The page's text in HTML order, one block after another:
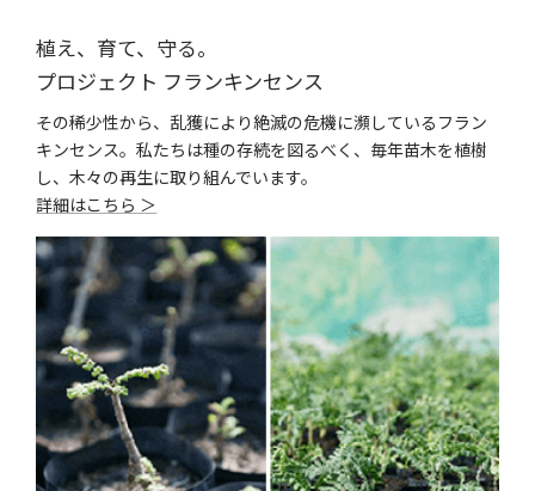
植え、育て、守る。
プロジェクト フランキンセンス
その稀少性から、乱獲により絶滅の危機に瀕しているフラン
キンセンス。私たちは種の存続を図るべく、毎年苗木を植樹
し、木々の再生に取り組んでいます。
詳細はこちら ＞